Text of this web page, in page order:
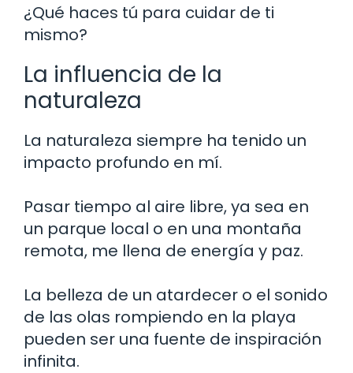
¿Qué haces tú para cuidar de ti
mismo?
La influencia de la
naturaleza
La naturaleza siempre ha tenido un
impacto profundo en mí.
Pasar tiempo al aire libre, ya sea en
un parque local o en una montaña
remota, me llena de energía y paz.
La belleza de un atardecer o el sonido
de las olas rompiendo en la playa
pueden ser una fuente de inspiración
infinita.